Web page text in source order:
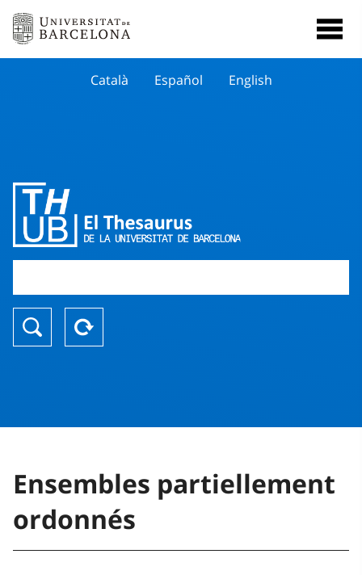
Català Español English
Ensembles partiellement
ordonnés